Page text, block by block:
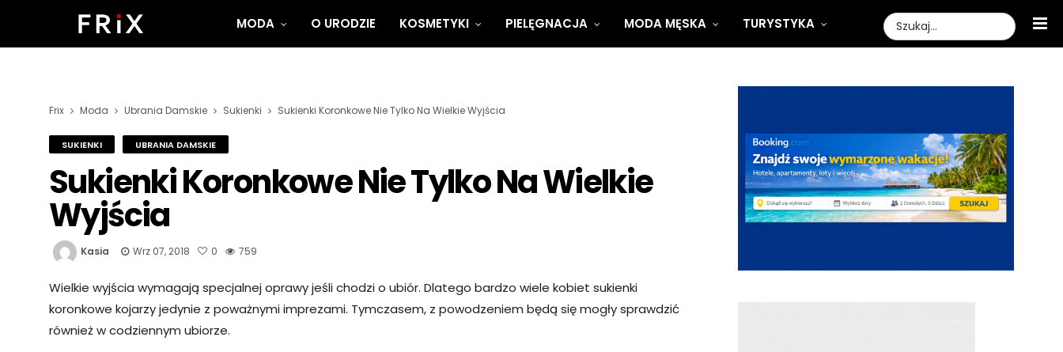
MODA O URODZIE KOSMETYKI PIELĘGNACJA MODA MĘSKA TURYSTYKA
Frix Moda Ubrania Damskie Sukienki Sukienki Koronkowe Nie Tylko Na Wielkie Wyjścia
SUKIENKI UBRANIA DAMSKIE
Sukienki Koronkowe Nie Tylko Na Wielkie
Wyjścia
Kasia Wrz 07, 2018 0 759
Wielkie wyjścia wymagają specjalnej oprawy jeśli chodzi o ubiór. Dlatego bardzo wiele kobiet sukienki
koronkowe kojarzy jedynie z poważnymi imprezami. Tymczasem, z powodzeniem będą się mogły sprawdzić
również w codziennym ubiorze.